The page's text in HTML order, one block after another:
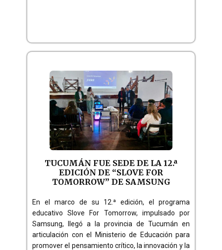
TUCUMÁN FUE SEDE DE LA 12.ª
EDICIÓN DE “SLOVE FOR
TOMORROW” DE SAMSUNG
En el marco de su 12.ª edición, el programa
educativo Slove For Tomorrow, impulsado por
Samsung, llegó a la provincia de Tucumán en
articulación con el Ministerio de Educación para
promover el pensamiento crítico, la innovación y la